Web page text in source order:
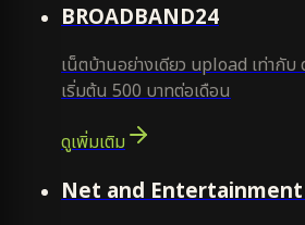
BROADBAND24
เน็ตบ้านอย่างเดียว upload เท่า
เริ่มต้น 500 บาทต่อเดือน
ดูเพิ่มเติม
Net and Entertainment